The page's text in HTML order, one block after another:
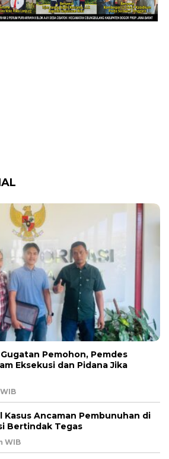
Pemohon, Pemdes
Eksekusi dan Pidana Jika
Kasus Ancaman Pembunuhan di
Bertindak Tegas
WIB